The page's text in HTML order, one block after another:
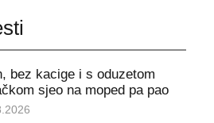
bez kacige i s oduzetom
sjeo na moped pa pao